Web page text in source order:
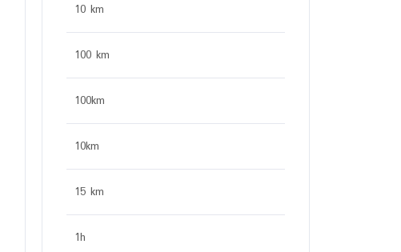
10 km
100 km
100km
10km
15 km
1h